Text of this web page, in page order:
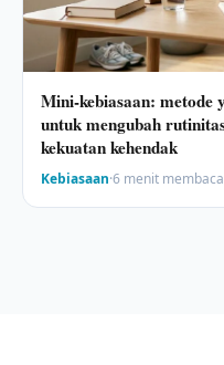
Mini-kebiasaan: metode
untuk mengubah
kekuatan kehendak
Kebiasaan·6 menit membaca